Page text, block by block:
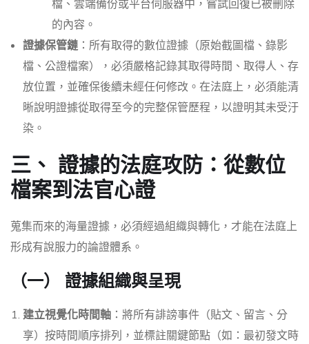
檔、雲端備份或平台伺服器中，嘗試回復已被刪除
的內容。
證據保管鏈：所有取得的數位證據（原始截圖檔、錄影
檔、公證檔案），必須嚴格記錄其取得時間、取得人、存
放位置，並確保後續未經任何修改。在法庭上，必須能清
晰說明證據從取得至今的完整保管歷程，以證明其未受汙
染。
三、 證據的法庭攻防：從數位
檔案到法官心證
蒐集而來的海量證據，必須經過組織與轉化，才能在法庭上
形成有說服力的論證體系。
（一） 證據組織與呈現
建立視覺化時間軸 ：將所有誹謗事件（貼文、留言、分
享）按時間順序排列，並標註關鍵節點（如：最初發文時